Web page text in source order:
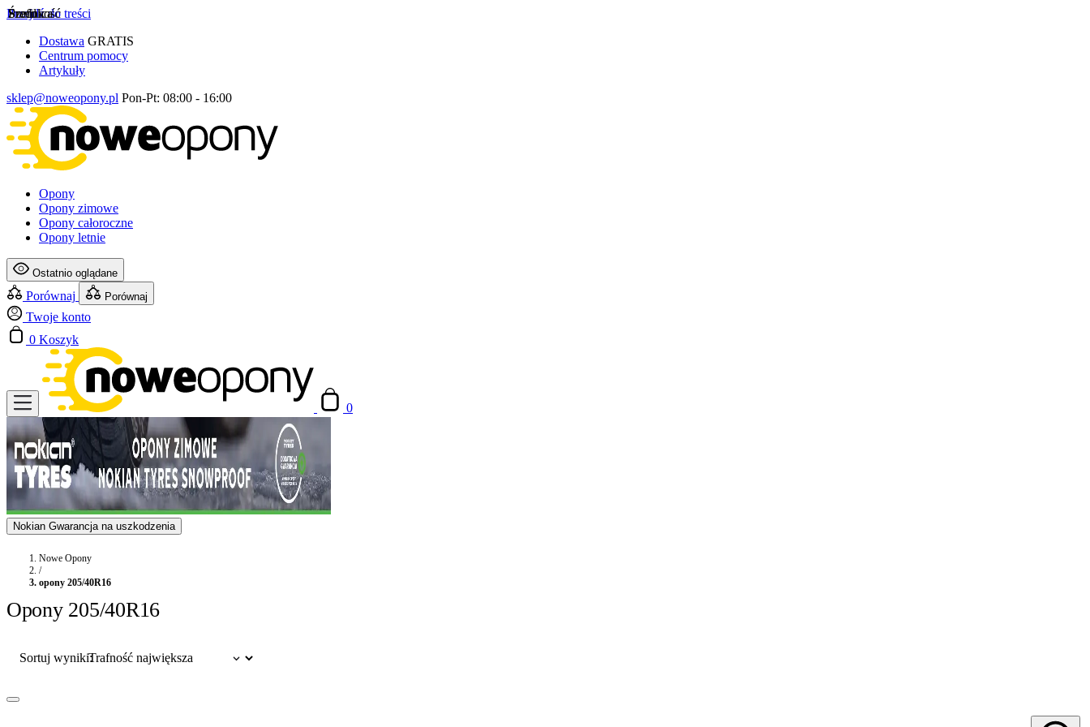
Przejdź do treści
Dostawa GRATIS
Centrum pomocy
Artykuły
sklep@noweopony.pl Pon-Pt: 08:00 - 16:00
Opony
Opony zimowe
Opony całoroczne
Opony letnie
Ostatnio oglądane
Porównaj Porównaj
Twoje konto
0 Koszyk
0
Nokian Gwarancja na uszkodzenia
Nowe Opony
/
opony 205/40R16
Opony 205/40R16
Sortuj wyniki:
Szerokość
Profil
Średnica